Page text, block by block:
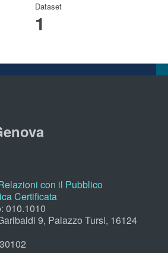
Dataset
1
con il Pubblico
Certificata
010.1010
9, Palazzo Tursi, 16124